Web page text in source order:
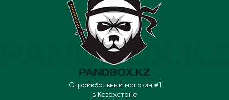
PANDBOX.KZ
Страйкбольный магазин #1
в Казахстане